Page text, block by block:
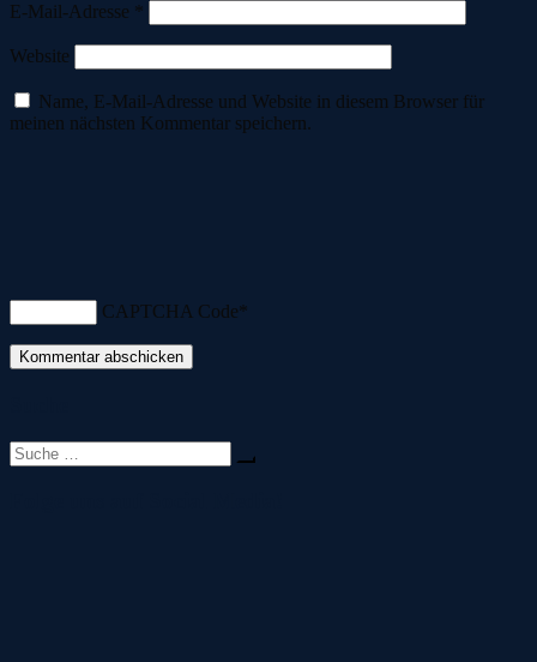
E-Mail-Adresse *
Website
Name, E-Mail-Adresse und Website in diesem Browser für
meinen nächsten Kommentar speichern.
CAPTCHA Code*
Suche
nach: